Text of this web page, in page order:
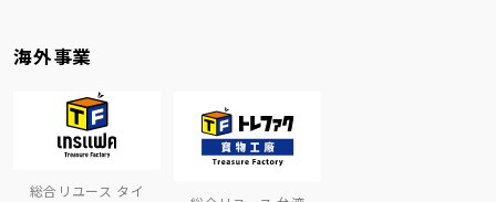
海外事業
総合リユース タイ